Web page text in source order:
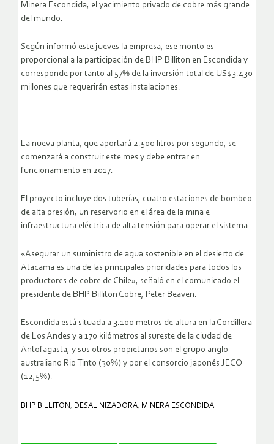
Minera Escondida, el yacimiento privado de cobre más grande
del mundo.
Según informó este jueves la empresa, ese monto es
proporcional a la participación de BHP Billiton en Escondida y
corresponde por tanto al 57% de la inversión total de US$3.430
millones que requerirán estas instalaciones.
La nueva planta, que aportará 2.500 litros por segundo, se
comenzará a construir este mes y debe entrar en
funcionamiento en 2017.
El proyecto incluye dos tuberías, cuatro estaciones de bombeo
de alta presión, un reservorio en el área de la mina e
infraestructura eléctrica de alta tensión para operar el sistema.
«Asegurar un suministro de agua sostenible en el desierto de
Atacama es una de las principales prioridades para todos los
productores de cobre de Chile», señaló en el comunicado el
presidente de BHP Billiton Cobre, Peter Beaven.
Escondida está situada a 3.100 metros de altura en la Cordillera
de Los Andes y a 170 kilómetros al sureste de la ciudad de
Antofagasta, y sus otros propietarios son el grupo anglo-
australiano Rio Tinto (30%) y por el consorcio japonés JECO
(12,5%).
BHP BILLITON , DESALINIZADORA, MINERA ESCONDIDA